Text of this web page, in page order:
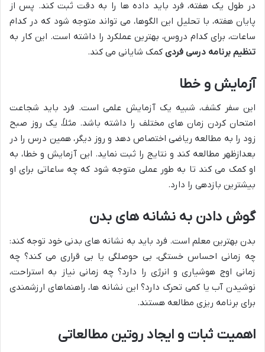
در طول یک هفته، فرد باید داده ها را به دقت ثبت کند. پس از
پایان هفته، با تحلیل این الگوها، می تواند متوجه شود که در کدام
ساعات، برای کدام دروس، بهترین عملکرد را داشته است. این کار به
تنظیم برنامه درسی فردی کمک شایانی می کند.
آزمایش و خطا
این سفر کشف، شبیه یک آزمایش علمی است. فرد باید شجاعت
امتحان کردن زمان های مختلف را داشته باشد. مثلاً، یک روز صبح
زود را به مطالعه ریاضی اختصاص دهد و روز دیگر، همین درس را در
بعدازظهر مطالعه کند و نتایج را ثبت نماید. این آزمایش و خطا، به
او کمک می کند تا به طور عملی متوجه شود که چه ساعاتی برای او
بیشترین بازدهی را دارد.
گوش دادن به نشانه های بدن
بدن بهترین معلم است. فرد باید به نشانه های بدنی خود توجه کند:
چه زمانی احساس خستگی، بی حوصلگی یا بی قراری می کند؟ چه
زمانی اوج هوشیاری و انرژی را دارد؟ چه زمانی نیاز به استراحت،
نوشیدن آب یا کمی تحرک دارد؟ این نشانه ها، راهنماهای ارزشمندی
برای برنامه ریزی مطالعه هستند.
اهمیت ثبات و ایجاد روتین مطالعاتی